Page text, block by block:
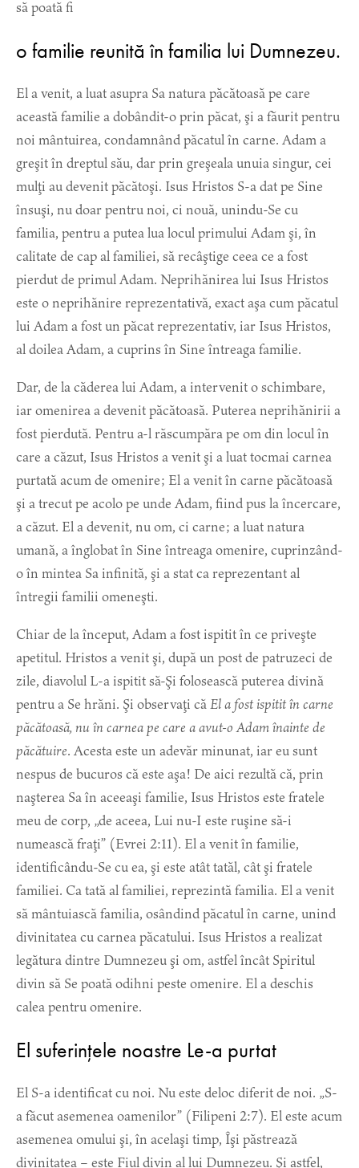
să poată fi
o familie reunită în familia lui Dumnezeu.
El a venit, a luat asupra Sa natura păcătoasă pe care
această familie a dobândit-o prin păcat, şi a făurit pentru
noi mântuirea, condamnând păcatul în carne. Adam a
greşit în dreptul său, dar prin greşeala unuia singur, cei
mulţi au devenit păcătoşi. Isus Hristos S-a dat pe Sine
însuşi, nu doar pentru noi, ci nouă, unindu-Se cu
familia, pentru a putea lua locul primului Adam şi, în
calitate de cap al familiei, să recâştige ceea ce a fost
pierdut de primul Adam. Neprihănirea lui Isus Hristos
este o neprihănire reprezentativă, exact aşa cum păcatul
lui Adam a fost un păcat reprezentativ, iar Isus Hristos,
al doilea Adam, a cuprins în Sine întreaga familie.
Dar, de la căderea lui Adam, a intervenit o schimbare,
iar omenirea a devenit păcătoasă. Puterea neprihănirii a
fost pierdută. Pentru a-l răscumpăra pe om din locul în
care a căzut, Isus Hristos a venit şi a luat tocmai carnea
purtată acum de omenire; El a venit în carne păcătoasă
şi a trecut pe acolo pe unde Adam, fiind pus la încercare,
a căzut. El a devenit, nu om, ci carne; a luat natura
umană, a înglobat în Sine întreaga omenire, cuprinzând-
o în mintea Sa infinită, şi a stat ca reprezentant al
întregii familii omeneşti.
Chiar de la început, Adam a fost ispitit în ce priveşte
apetitul. Hristos a venit şi, după un post de patruzeci de
zile, diavolul L-a ispitit să-Şi folosească puterea divină
pentru a Se hrăni. Şi observaţi căEl a fost ispitit în carne
păcătoasă, nu în carnea pe care a avut-o Adam înainte de
păcătuire. Acesta este un adevăr minunat, iar eu sunt
nespus de bucuros că este aşa! De aici rezultă că, prin
naşterea Sa în aceeaşi familie, Isus Hristos este fratele
meu de corp, „de aceea, Lui nu-I este ruşine să-i
numească fraţi” (Evrei 2:11). El a venit în familie,
identificându-Se cu ea, şi este atât tatăl, cât şi fratele
familiei. Ca tată al familiei, reprezintă familia. El a venit
să mântuiască familia, osândind păcatul în carne, unind
divinitatea cu carnea păcatului. Isus Hristos a realizat
legătura dintre Dumnezeu şi om, astfel încât Spiritul
divin să Se poată odihni peste omenire. El a deschis
calea pentru omenire.
El suferințele noastre Le-a purtat
El S-a identificat cu noi. Nu este deloc diferit de noi. „S-
a făcut asemenea oamenilor” (Filipeni 2:7). El este acum
asemenea omului şi, în acelaşi timp, Îşi păstrează
divinitatea – este Fiul divin al lui Dumnezeu. Şi astfel,